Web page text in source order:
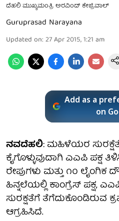
ದೆಹಲಿ ಮುಖ್ಯಮಂತ್ರಿ ಅರವಿಂದ್ ಕೇಜ್ರಿವಾಲ್
Guruprasad Narayana
Updated on: 27 Apr 2015, 1:21 am
Add as a
on
ನವದೆಹಲಿ: ಮಹಿಳೆಯರ
ಕೈಗೊಳ್ಳುವುದಾಗಿ ಎಎಪಿ ಪಕ್ಷ
ರೇಪುಗಳು ಮತ್ತು ೧೦ ಲೈಂಗಿಕ
ಹಿನ್ನಲೆಯಲ್ಲಿ ಕಾಂಗ್ರೆಸ್ ಪಕ್ಷ,
ಸುರಕ್ಷತೆಗೆ ತೆಗೆದುಕೊಂಡಿರುವ
ಆಗ್ರಹಿಸಿದೆ.